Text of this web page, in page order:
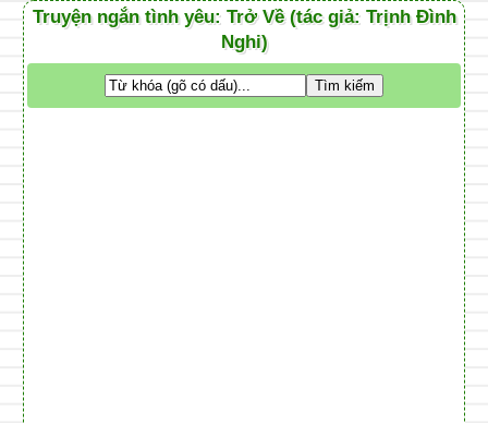
Truyện ngắn tình yêu: Trở Về (tác giả: Trịnh Đình
Nghi)